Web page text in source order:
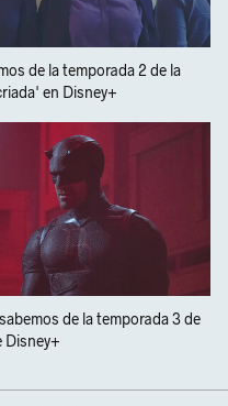
de la temporada 2 de la
en Disney+
de la temporada 3 de
Disney+